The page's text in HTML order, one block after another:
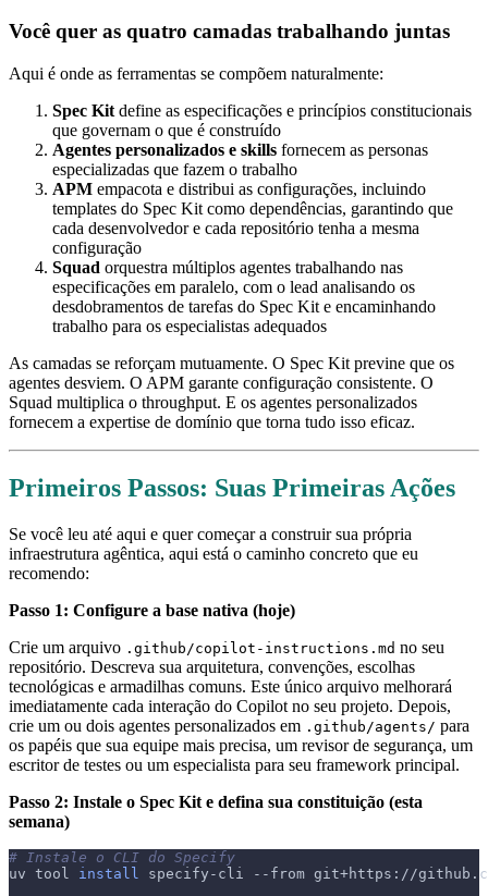
Você quer as quatro camadas trabalhando juntas
Aqui é onde as ferramentas se compõem naturalmente:
Spec Kit define as especificações e princípios constitucionais
que governam o que é construído
Agentes personalizados e skills fornecem as personas
especializadas que fazem o trabalho
APM empacota e distribui as configurações, incluindo
templates do Spec Kit como dependências, garantindo que
cada desenvolvedor e cada repositório tenha a mesma
configuração
Squad orquestra múltiplos agentes trabalhando nas
especificações em paralelo, com o lead analisando os
desdobramentos de tarefas do Spec Kit e encaminhando
trabalho para os especialistas adequados
As camadas se reforçam mutuamente. O Spec Kit previne que os
agentes desviem. O APM garante configuração consistente. O
Squad multiplica o throughput. E os agentes personalizados
fornecem a expertise de domínio que torna tudo isso eficaz.
Primeiros Passos: Suas Primeiras Ações
Se você leu até aqui e quer começar a construir sua própria
infraestrutura agêntica, aqui está o caminho concreto que eu
recomendo:
Passo 1: Configure a base nativa (hoje)
Crie um arquivo .github/copilot-instructions.md no seu
repositório. Descreva sua arquitetura, convenções, escolhas
tecnológicas e armadilhas comuns. Este único arquivo melhorará
imediatamente cada interação do Copilot no seu projeto. Depois,
crie um ou dois agentes personalizados em .github/agents/ para
os papéis que sua equipe mais precisa, um revisor de segurança, um
escritor de testes ou um especialista para seu framework principal.
Passo 2: Instale o Spec Kit e defina sua constituição (esta
semana)
# Instale o CLI do Specify
uv tool install specify-cli --from git+https://